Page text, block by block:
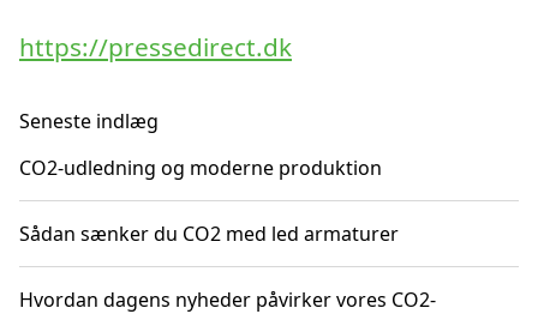
https://pressedirect.dk
Seneste indlæg
CO2-udledning og moderne produktion
Sådan sænker du CO2 med led armaturer
Hvordan dagens nyheder påvirker vores CO2-